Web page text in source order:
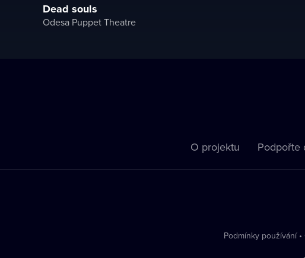
Dead souls
Odesa Puppet Theatre
O projektu Podpořte
Podmínky používání •